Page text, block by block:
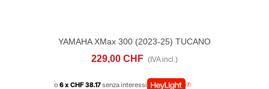
YAMAHA XMax 300 (2023-25) TUCANO
URBANO Termoscud® R244PRO
229,00 CHF (IVA incl.)
o6 x CHF 38.17senza interessi